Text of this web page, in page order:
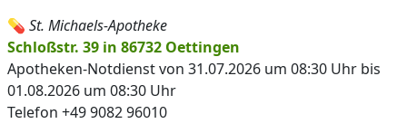
💊 St. Michaels-Apotheke
Schloßstr. 39 in 86732 Oettingen
Apotheken-Notdienst von 31.07.2026 um 08:30 Uhr bis
01.08.2026 um 08:30 Uhr
Telefon +49 9082 96010